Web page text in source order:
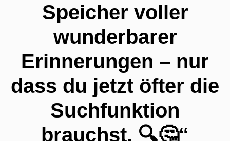
Speicher voller
wunderbarer
Erinnerungen – nur
dass du jetzt öfter die
Suchfunktion
brauchst. 🔍🤔“